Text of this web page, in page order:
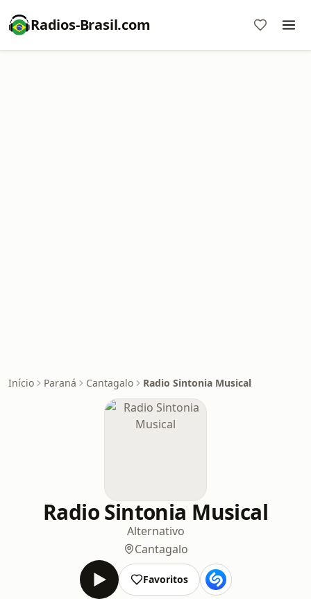
Radios-Brasil.com
Início Paraná Cantagalo Radio Sintonia Musical
Radio Sintonia Musical
Alternativo
Cantagalo
Favoritos